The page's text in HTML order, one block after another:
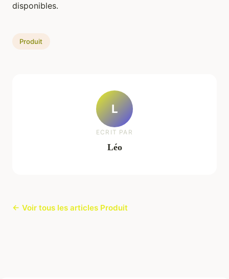
disponibles.
Produit
L
ECRIT PAR
Léo
← Voir tous les articles Produit